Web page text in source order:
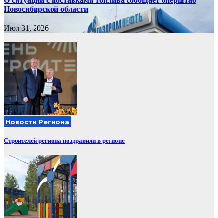
Новосибирской области
Июл 31, 2026
Новости Региона
Строителей региона поздравили в регионе